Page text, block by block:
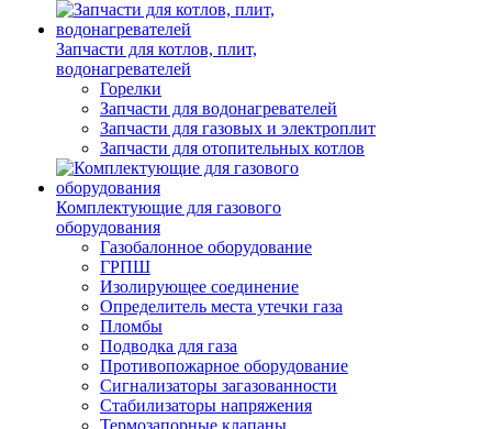
Запчасти для котлов, плит,
водонагревателей
Горелки
Запчасти для водонагревателей
Запчасти для газовых и электроплит
Запчасти для отопительных котлов
Комплектующие для газового
оборудования
Газобалонное оборудование
ГРПШ
Изолирующее соединение
Определитель места утечки газа
Пломбы
Подводка для газа
Противопожарное оборудование
Сигнализаторы загазованности
Стабилизаторы напряжения
Термозапорные клапаны